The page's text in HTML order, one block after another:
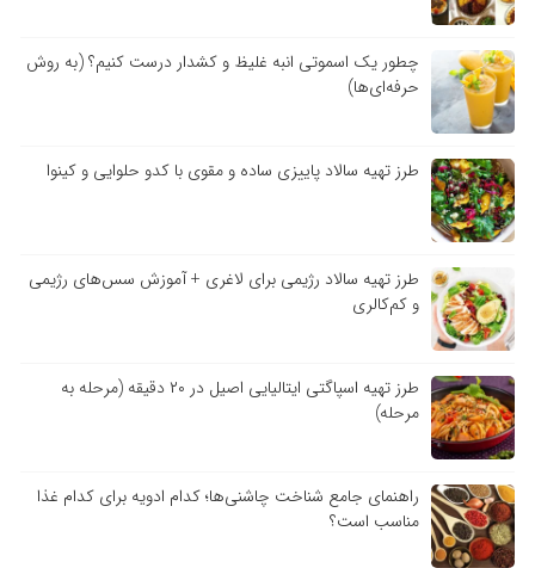
چطور یک اسموتی انبه غلیظ و کشدار درست کنیم؟ (به روش
حرفه‌ای‌ها)
طرز تهیه سالاد پاییزی ساده و مقوی با کدو حلوایی و کینوا
طرز تهیه سالاد رژیمی برای لاغری + آموزش سس‌های رژیمی
و کم‌کالری
طرز تهیه اسپاگتی ایتالیایی اصیل در ۲۰ دقیقه (مرحله به
مرحله)
راهنمای جامع شناخت چاشنی‌ها؛ کدام ادویه برای کدام غذا
مناسب است؟